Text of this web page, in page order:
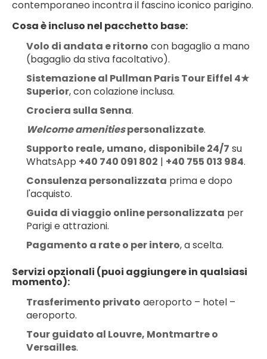
contemporaneo incontra il fascino iconico parigino.
Cosa è incluso nel pacchetto base:
Volo di andata e ritorno con bagaglio a mano
(bagaglio da stiva facoltativo).
Sistemazione al Pullman Paris Tour Eiffel 4★
Superior, con colazione inclusa.
Crociera sulla Senna.
Welcome amenities personalizzate.
Supporto reale, umano, disponibile 24/7 su
WhatsApp +40 740 091 802 | +40 755 013 984.
Consulenza personalizzata prima e dopo
l'acquisto.
Guida di viaggio online personalizzata per
Parigi e attrazioni.
Pagamento a rate o per intero, a scelta.
Servizi opzionali (puoi aggiungere in qualsiasi
momento):
Trasferimento privato aeroporto – hotel –
aeroporto.
Tour guidato al Louvre, Montmartre o
Versailles.